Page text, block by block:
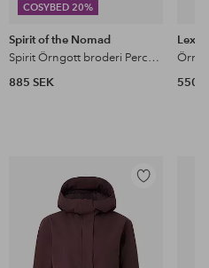
COSYBED 20%
Spirit of the Nomad
Spirit Örngott broderi Percale 2 st set
885 SEK
550
Lägg
favoriter